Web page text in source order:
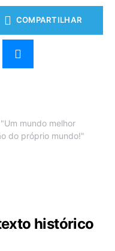
COMPARTILHAR
mundo melhor
do próprio mundo!"
histórico